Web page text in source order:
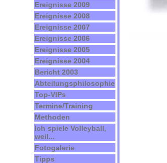
Ereignisse 2009
Ereignisse 2008
Ereignisse 2007
Ereignisse 2006
Ereignisse 2005
Ereignisse 2004
Bericht 2003
Abteilungsphilosophie
Top-VIPs
Termine/Training
Methoden
Ich spiele Volleyball,
weil...
Fotogalerie
Tipps